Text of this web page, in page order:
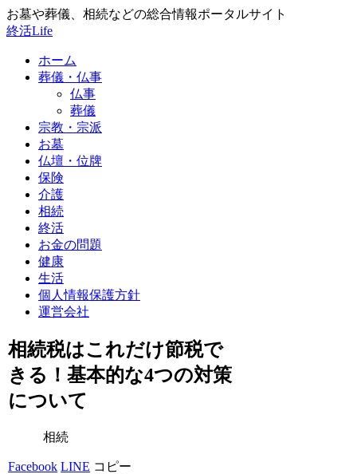
お墓や葬儀、相続などの総合情報ポータルサイト
終活Life
ホーム
葬儀・仏事
仏事
葬儀
宗教・宗派
お墓
仏壇・位牌
保険
介護
相続
終活
お金の問題
健康
生活
個人情報保護方針
運営会社
相続税はこれだけ節税で
きる！基本的な4つの対策
について
相続
Facebook LINE コピー